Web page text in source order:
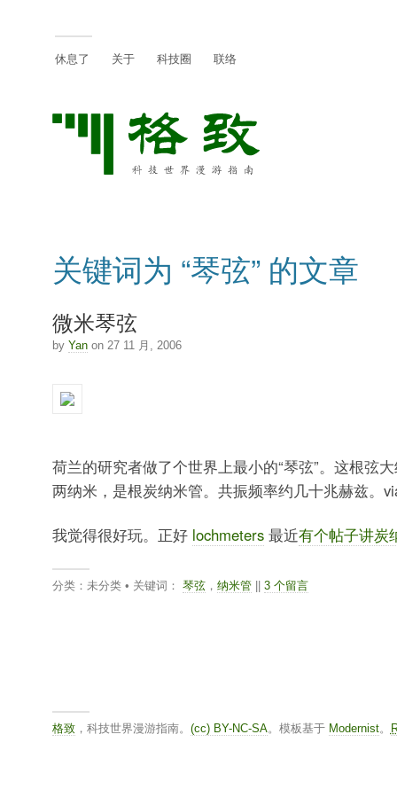
休息了 关于 科技圈 联络
关键词为 “琴弦” 的文章
微米琴弦
by Yanon 27 11 月, 2006
荷兰的研究者做了个世界上最小的“琴弦”。这根弦
两纳米，是根炭纳米管。共振频率约几十兆赫兹。
我觉得很好玩。正好 lochmeters最近有个帖子讲炭
分类：未分类 • 关键词： 琴弦， 纳米管|| 3 个留言
格致，科技世界漫游指南。 (cc) BY-NC-SA。模板基于 Modernist。